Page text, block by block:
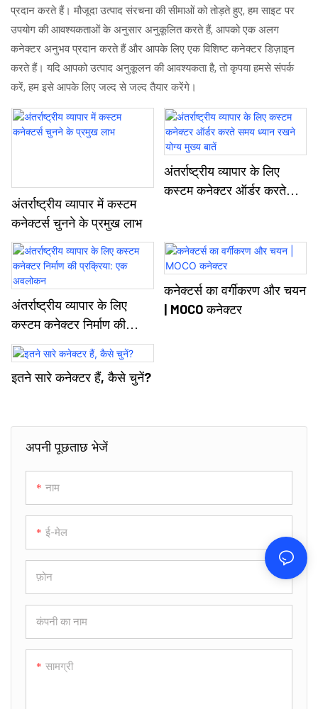
प्रदान करते हैं। मौजूदा उत्पाद संरचना की सीमाओं को तोड़ते हुए, हम साइट पर
उपयोग की आवश्यकताओं के अनुसार अनुकूलित करते हैं, आपको एक अलग
कनेक्टर अनुभव प्रदान करते हैं और आपके लिए एक विशिष्ट कनेक्टर डिज़ाइन
करते हैं। यदि आपको उत्पाद अनुकूलन की आवश्यकता है, तो कृपया हमसे संपर्क
करें, हम इसे आपके लिए जल्द से जल्द तैयार करेंगे।
अपनी पूछताछ भेजें
नाम
ई-मेल
फ़ोन
कंपनी का नाम
सामग्री
अंतर्राष्ट्रीय व्यापार में कस्टम
कनेक्टर्स चुनने के प्रमुख लाभ
अंतर्राष्ट्रीय व्यापार के लिए
कस्टम कनेक्टर ऑर्डर करते
अंतर्राष्ट्रीय व्यापार के लिए
कस्टम कनेक्टर निर्माण की
प्रक्रिया: एक अवलोकन
कनेक्टर्स का वर्गीकरण और चयन
| MOCO कनेक्टर
इतने सारे कनेक्टर हैं, कैसे चुनें?